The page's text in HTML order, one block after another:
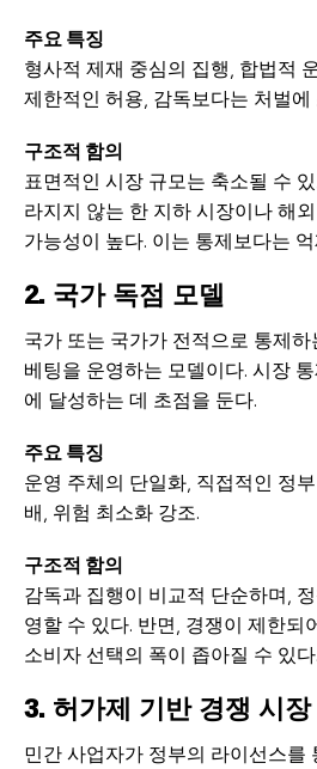
주요 특징
형사적 제재 중심의 집행, 합법적
제한적인 허용, 감독보다는 처벌에
구조적 함의
표면적인 시장 규모는 축소될 수
라지지 않는 한 지하 시장이나 해
가능성이 높다. 이는 통제보다는
2. 국가 독점 모델
국가 또는 국가가 전적으로 통제
베팅을 운영하는 모델이다. 시장
에 달성하는 데 초점을 둔다.
주요 특징
운영 주체의 단일화, 직접적인 정
배, 위험 최소화 강조.
구조적 함의
감독과 집행이 비교적 단순하며,
영할 수 있다. 반면, 경쟁이 제한되
소비자 선택의 폭이 좁아질 수 있다.
3. 허가제 기반 경쟁 시
민간 사업자가 정부의 라이선스를